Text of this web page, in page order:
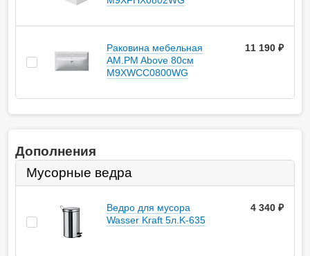
Раковина мебельная
AM.PM Above 80см
M9XWCC0800WG
11 190 ₽
Дополнения
Мусорные ведра
Ведро для мусора
Wasser Kraft 5л.K-635
4 340